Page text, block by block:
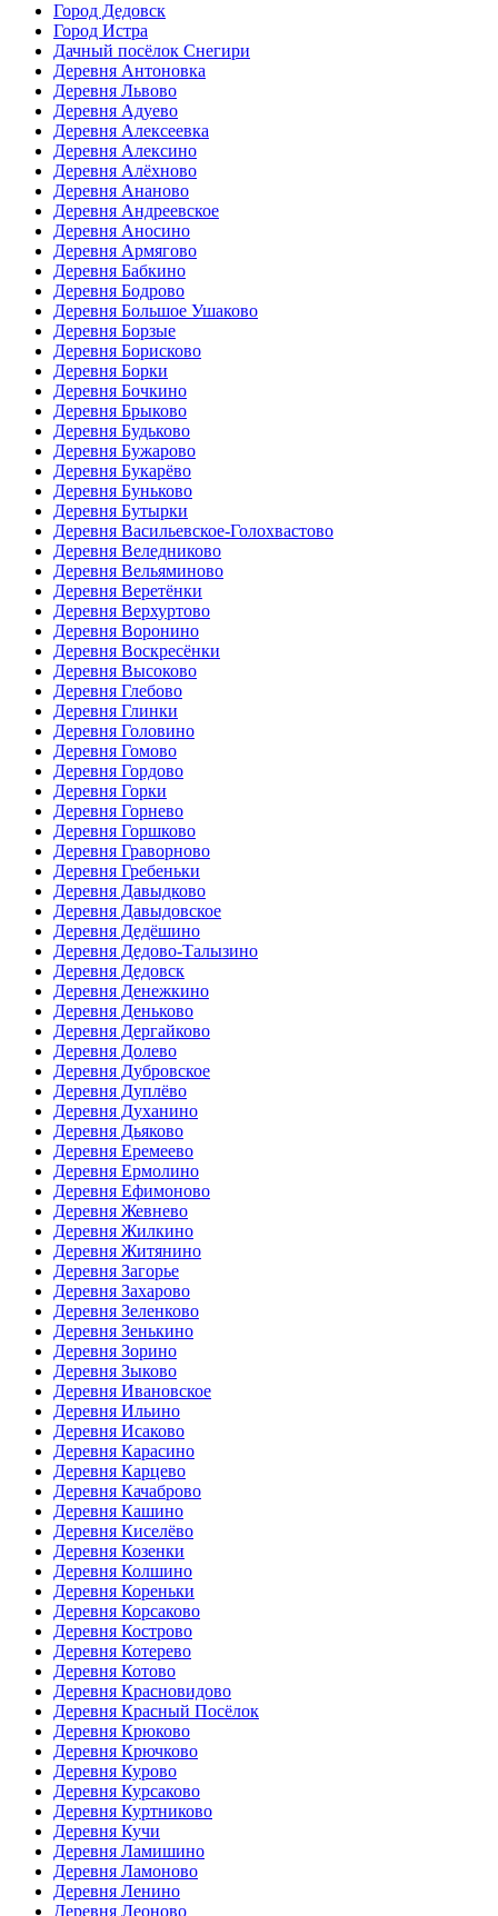
Город Дедовск
Город Истра
Дачный посёлок Снегири
Деревня Антоновка
Деревня Львово
Деревня Адуево
Деревня Алексеевка
Деревня Алексино
Деревня Алёхново
Деревня Ананово
Деревня Андреевское
Деревня Аносино
Деревня Армягово
Деревня Бабкино
Деревня Бодрово
Деревня Большое Ушаково
Деревня Борзые
Деревня Борисково
Деревня Борки
Деревня Бочкино
Деревня Брыково
Деревня Будьково
Деревня Бужарово
Деревня Букарёво
Деревня Буньково
Деревня Бутырки
Деревня Васильевское-Голохвастово
Деревня Веледниково
Деревня Вельяминово
Деревня Веретёнки
Деревня Верхуртово
Деревня Воронино
Деревня Воскресёнки
Деревня Высоково
Деревня Глебово
Деревня Глинки
Деревня Головино
Деревня Гомово
Деревня Гордово
Деревня Горки
Деревня Горнево
Деревня Горшково
Деревня Граворново
Деревня Гребеньки
Деревня Давыдково
Деревня Давыдовское
Деревня Дедёшино
Деревня Дедово-Талызино
Деревня Дедовск
Деревня Денежкино
Деревня Деньково
Деревня Дергайково
Деревня Долево
Деревня Дубровское
Деревня Дуплёво
Деревня Духанино
Деревня Дьяково
Деревня Еремеево
Деревня Ермолино
Деревня Ефимоново
Деревня Жевнево
Деревня Жилкино
Деревня Житянино
Деревня Загорье
Деревня Захарово
Деревня Зеленково
Деревня Зенькино
Деревня Зорино
Деревня Зыково
Деревня Ивановское
Деревня Ильино
Деревня Исаково
Деревня Карасино
Деревня Карцево
Деревня Качаброво
Деревня Кашино
Деревня Киселёво
Деревня Козенки
Деревня Колшино
Деревня Кореньки
Деревня Корсаково
Деревня Кострово
Деревня Котерево
Деревня Котово
Деревня Красновидово
Деревня Красный Посёлок
Деревня Крюково
Деревня Крючково
Деревня Курово
Деревня Курсаково
Деревня Куртниково
Деревня Кучи
Деревня Ламишино
Деревня Ламоново
Деревня Ленино
Деревня Леоново